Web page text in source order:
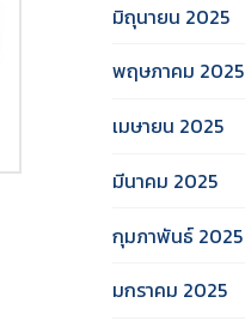
มิถุนายน 2025
พฤษภาคม 2025
เมษายน 2025
มีนาคม 2025
กุมภาพันธ์ 2025
มกราคม 2025